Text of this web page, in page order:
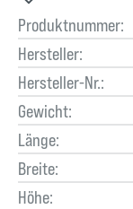
Produktnummer:
Hersteller:
Hersteller-Nr.:
Gewicht:
Länge:
Breite:
Höhe: